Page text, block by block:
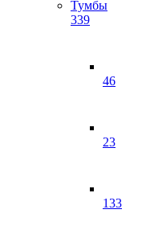
Тумбы
339
46
23
133